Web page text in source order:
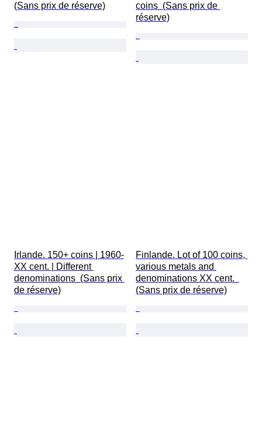
(Sans prix de réserve)
coins  (Sans prix de
réserve)
Irlande. 150+ coins | 1960-
XX cent. | Different
denominations  (Sans prix
de réserve)
Finlande. Lot of 100 coins,
various metals and
denominations XX cent.
(Sans prix de réserve)